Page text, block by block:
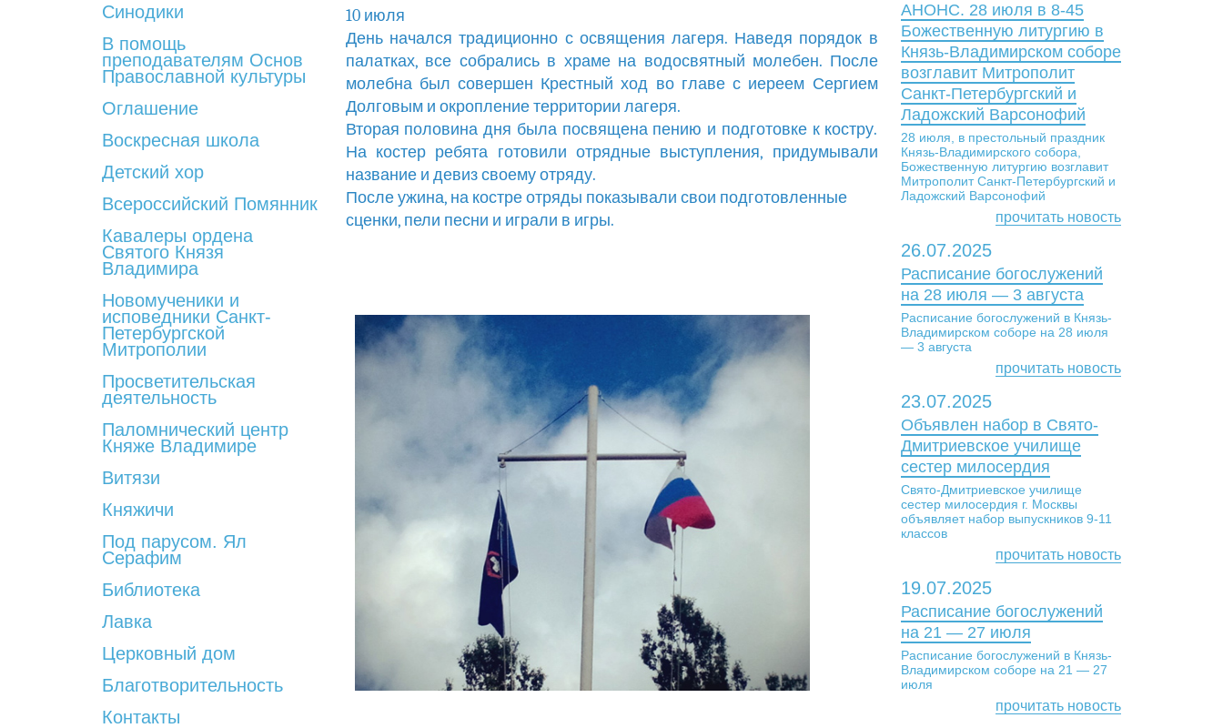
Синодики
В помощь
преподавателям Основ
Православной культуры
Оглашение
Воскресная школа
Детский хор
Всероссийский Помянник
Кавалеры ордена
Святого Князя
Владимира
Новомученики и
исповедники Санкт-
Петербургской
Митрополии
Просветительская
деятельность
Паломнический центр
Княже Владимире
Витязи
Княжичи
Под парусом. Ял
Серафим
Библиотека
Лавка
Церковный дом
Благотворительность
Контакты
10 июля
День начался традиционно с освящения лагеря. Наведя порядок в
палатках, все собрались в храме на водосвятный молебен. После
молебна был совершен Крестный ход во главе с иереем Сергием
Долговым и окропление территории лагеря.
Вторая половина дня была посвящена пению и подготовке к костру.
На костер ребята готовили отрядные выступления, придумывали
название и девиз своему отряду.
После ужина, на костре отряды показывали свои подготовленные
сценки, пели песни и играли в игры.
АНОНС. 28 июля в 8-45
Божественную литургию в
Князь-Владимирском соборе
возглавит Митрополит
Санкт-Петербургский и
Ладожский Варсонофий
28 июля, в престольный праздник
Князь-Владимирского собора,
Божественную литургию возглавит
Митрополит Санкт-Петербургский и
Ладожский Варсонофий
прочитать новость
26.07.2025
Расписание богослужений
на 28 июля — 3 августа
Расписание богослужений в Князь-
Владимирском соборе на 28 июля
— 3 августа
прочитать новость
23.07.2025
Объявлен набор в Свято-
Дмитриевское училище
сестер милосердия
Свято-Дмитриевское училище
сестер милосердия г. Москвы
объявляет набор выпускников 9-11
классов
прочитать новость
19.07.2025
Расписание богослужений
на 21 — 27 июля
Расписание богослужений в Князь-
Владимирском соборе на 21 — 27
июля
прочитать новость